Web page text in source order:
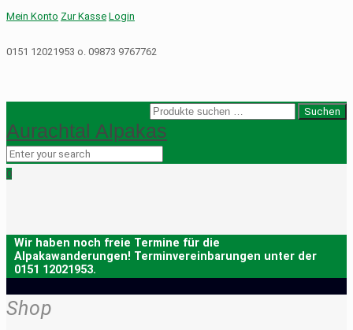
Mein Konto Zur Kasse Login
0151 12021953 o. 09873 9767762
Suche
nach:
Suchen
Aurachtal Alpakas
0
Shop